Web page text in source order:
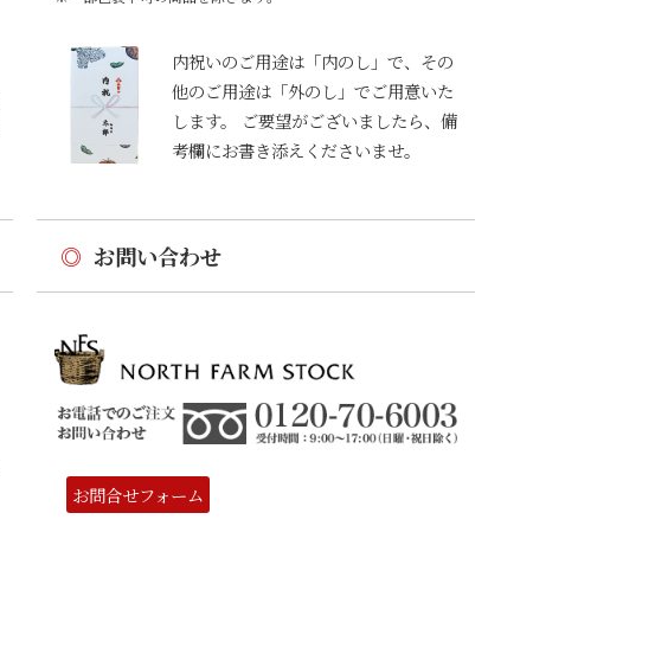
内祝いのご用途は「内のし」で、その
他のご用途は「外のし」でご用意いた
します。 ご要望がございましたら、備
考欄にお書き添えくださいませ。
◎ お問い合わせ
お問合せフォーム